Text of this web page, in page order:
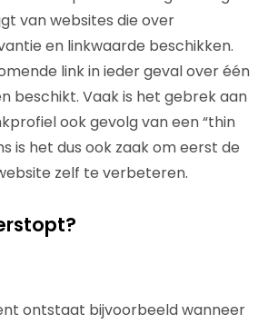
van websites die over
en linkwaarde beschikken.
link in ieder geval over één
beschikt. Vaak is het gebrek aan
ook gevolg van een “thin
is het dus ook zaak om eerst de
zelf te verbeteren.
ontstaat bijvoorbeeld wanneer